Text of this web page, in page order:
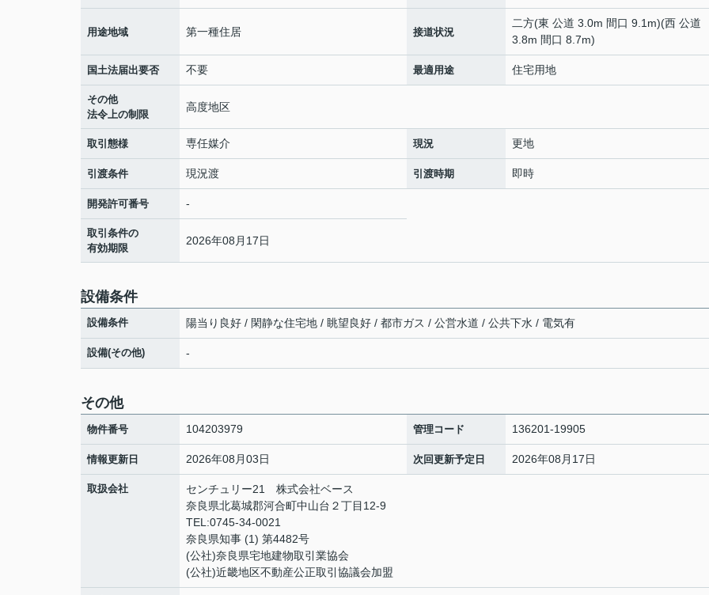
用途地域 第一種住居 接道状況
二方(東 公道 3.0m 間口 9.1m)(西 公道
3.8m 間口 8.7m)
国土法届出要否 不要 最適用途 住宅用地
その他
法令上の制限
高度地区
取引態様 専任媒介 現況 更地
引渡条件 現況渡 引渡時期 即時
開発許可番号 -
取引条件の
有効期限
2026年08月17日
設備条件
設備条件 陽当り良好 / 閑静な住宅地 / 眺望良好 / 都市ガス / 公営水道 / 公共下水 / 電気有
設備(その他) -
その他
物件番号 104203979 管理コード 136201-19905
情報更新日 2026年08月03日 次回更新予定日 2026年08月17日
取扱会社
センチュリー21 株式会社ベース
奈良県北葛城郡河合町中山台２丁目12-9
TEL:0745-34-0021
奈良県知事 (1) 第4482号
(公社)奈良県宅地建物取引業協会
(公社)近畿地区不動産公正取引協議会加盟